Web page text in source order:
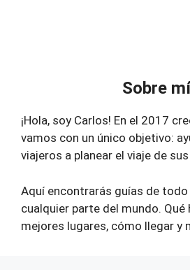
Sobre mí
¡Hola, soy Carlos! En el 2017
vamos con un único objetivo:
viajeros a planear el viaje de
Aquí encontrarás guías de todo
cualquier parte del mundo. Qué
mejores lugares, cómo llegar y